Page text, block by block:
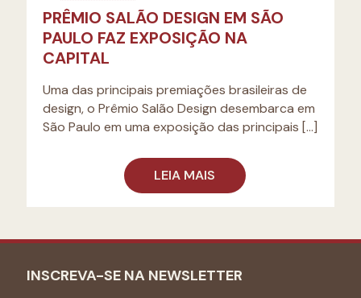
PRÊMIO SALÃO DESIGN EM SÃO
PAULO FAZ EXPOSIÇÃO NA
CAPITAL
Uma das principais premiações brasileiras de
design, o Prêmio Salão Design desembarca em
São Paulo em uma exposição das principais […]
LEIA MAIS
INSCREVA-SE NA NEWSLETTER